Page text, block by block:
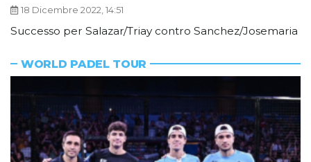
18 Dicembre 2022, 14:51
Successo per Salazar/Triay contro Sanchez/Josemaria
WORLD PADEL TOUR